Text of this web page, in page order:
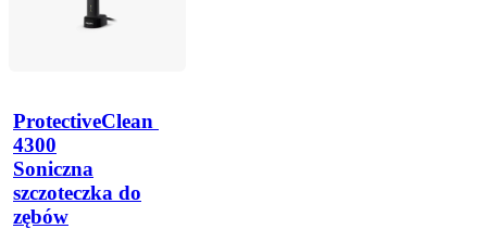
ProtectiveClean
4300
Soniczna
szczoteczka do
zębów